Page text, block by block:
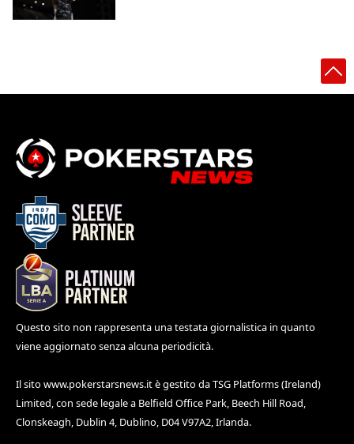
Questo sito non rappresenta una testata giornalistica in quanto
viene aggiornato senza alcuna periodicità.
Il sito www.pokerstarsnews.itè gestito da TSG Platforms (Ireland)
Limited, con sede legale a Belfield Office Park, Beech Hill Road,
Clonskeagh, Dublin 4, Dublino, D04 V97A2, Irlanda.